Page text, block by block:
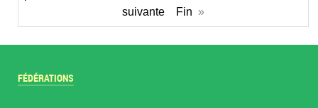
suivante
Fin »
FÉDÉRATIONS